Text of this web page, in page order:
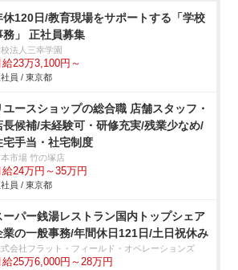
休120日/教育現場をサポートする「学校
務」 正社員募集
法人三幸学園
給23万3,100円～
員 / 東京都
ユースショップの総合職 店舗スタッフ・
長候補/未経験可・研修充実/残業少なめ/
宅手当・社宅制度
市場 竹の塚店
給24万円～35万円
員 / 東京都
ーパー銭湯レストラン国内トップシェア
業の一般事務/年間休日121日/土日祝休み
会社フラット・フィールド・オペレーションズ
給25万6,000円～28万円